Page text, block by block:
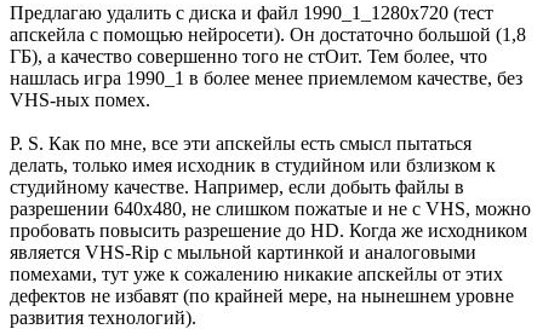
Предлагаю удалить с диска и файл 1990_1_1280х720 (тест
апскейла с помощью нейросети). Он достаточно большой (1,8
ГБ), а качество совершенно того не стОит. Тем более, что
нашлась игра 1990_1 в более менее приемлемом качестве, без
VHS-ных помех.
P. S. Как по мне, все эти апскейлы есть смысл пытаться
делать, только имея исходник в студийном или бзлизком к
студийному качестве. Например, если добыть файлы в
разрешении 640х480, не слишком пожатые и не с VHS, можно
пробовать повысить разрешение до HD. Когда же исходником
является VHS-Rip с мыльной картинкой и аналоговыми
помехами, тут уже к сожалению никакие апскейлы от этих
дефектов не избавят (по крайней мере, на нынешнем уровне
развития технологий).